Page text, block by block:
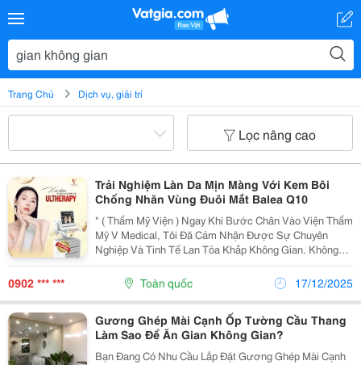
Trang Chủ Dịch vụ, giải trí
Lọc nâng cao
Trải Nghiệm Làn Da Mịn Màng Với Kem Bôi
Chống Nhăn Vùng Đuôi Mắt Balea Q10
" ( Thẩm Mỹ Viện ) Ngay Khi Bước Chân Vào Viện Thẩm
Mỹ V Medical, Tôi Đã Cảm Nhận Được Sự Chuyên
Nghiệp Và Tinh Tế Lan Tỏa Khắp Không Gian. Không
Gian Rộng Rãi, Ánh Sáng Dịu Nhẹ Và Mùi Hương Dễ
Chịu Khiến Tôi Hoàn Toàn Thư Giãn, Sẵn Sàng Cho
0902 *** *** Toàn quốc 17/12/2025
Gương Ghép Mài Cạnh Ốp Tường Cầu Thang
Làm Sao Để Ăn Gian Không Gian?
Bạn Đang Có Nhu Cầu Lắp Đặt Gương Ghép Mài Cạnh